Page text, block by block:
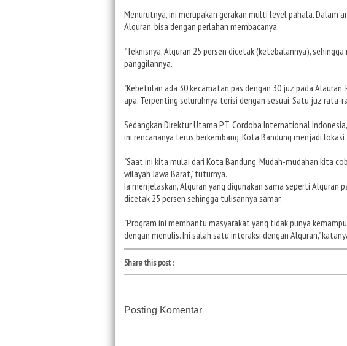
Menurutnya, ini merupakan gerakan multi level pahala. Dalam
Alquran, bisa dengan perlahan membacanya.
"Teknisnya, Alquran 25 persen dicetak (ketebalannya),
panggilannya.
"Kebetulan ada 30 kecamatan pas dengan 30 juz pada
apa. Terpenting seluruhnya terisi dengan sesuai. Satu juz rata-
Sedangkan Direktur Utama PT. Cordoba International
ini rencananya terus berkembang. Kota Bandung menjadi lokasi
"Saat ini kita mulai dari Kota Bandung. Mudah-mudahan kita
wilayah Jawa Barat," tuturnya.
Ia menjelaskan, Alquran yang digunakan sama seperti Alquran
dicetak 25 persen sehingga tulisannya samar.
"Program ini membantu masyarakat yang tidak punya
dengan menulis. Ini salah satu interaksi dengan Alquran,"
Share this post:
Posting Komentar